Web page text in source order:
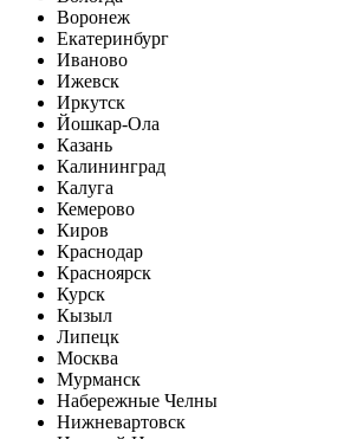
Воронеж
Екатеринбург
Иваново
Ижевск
Иркутск
Йошкар-Ола
Казань
Калининград
Калуга
Кемерово
Киров
Краснодар
Красноярск
Курск
Кызыл
Липецк
Москва
Мурманск
Набережные Челны
Нижневартовск